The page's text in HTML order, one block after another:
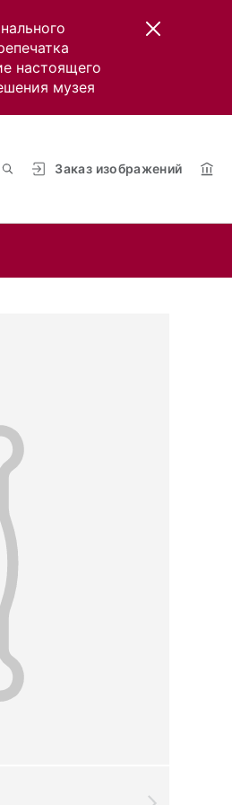
настоящего
музея
Заказ изображений